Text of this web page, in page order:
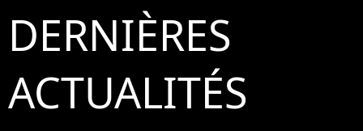
DERNIÈRES
ACTUALITÉS